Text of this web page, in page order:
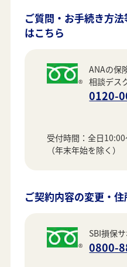
ご質問・お手続き方
はこちら
ANAの保
相談デス
0120-
受付時間：全日
（年末年始を除く）
ご契約内容の変更・
SBI損保
0800-